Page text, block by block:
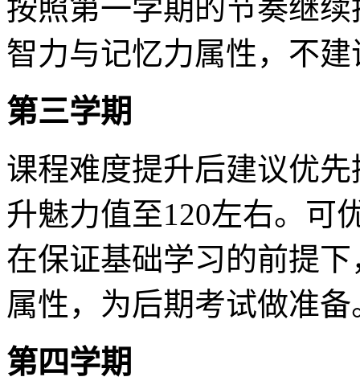
按照第一学期的节奏继
智力与记忆力属性，不
第三学期
课程难度提升后建议优
升魅力值至120左右。可
在保证基础学习的前提
属性，为后期考试做准备
第四学期